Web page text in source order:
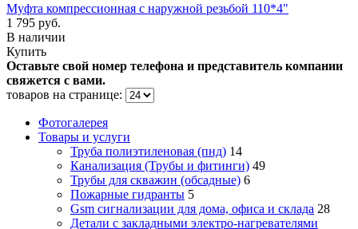
Муфта компрессионная с наружной резьбой 110*4"
1 795 руб.
В наличии
Купить
Оставьте свой номер телефона и представитель компании
свяжется с вами.
товаров на странице:
Фотогалерея
Товары и услуги
Труба полиэтиленовая (пнд) 14
Канализация (Трубы и фитинги) 49
Трубы для скважин (обсадные) 6
Пожарные гидранты 5
Gsm сигнализации для дома, офиса и склада 28
Детали с закладными электро-нагревателями